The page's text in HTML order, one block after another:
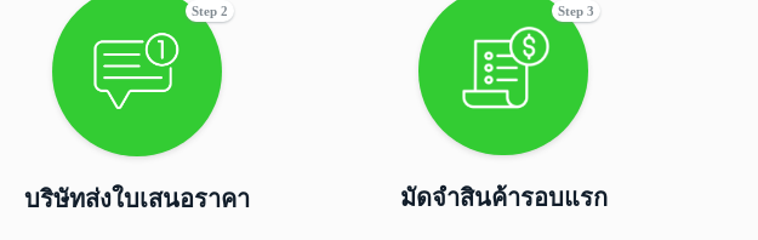
บริษัทส่งใบเสนอราคา
Step 2
มัดจำสินค้ารอบแรก
Step 3